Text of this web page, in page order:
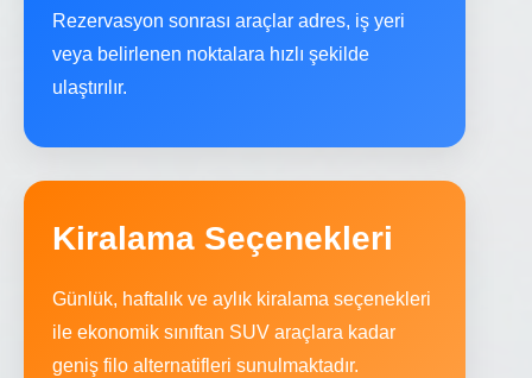
Rezervasyon sonrası araçlar adres, iş yeri
veya belirlenen noktalara hızlı şekilde
ulaştırılır.
Kiralama Seçenekleri
Günlük, haftalık ve aylık kiralama seçenekleri
ile ekonomik sınıftan SUV araçlara kadar
geniş filo alternatifleri sunulmaktadır.